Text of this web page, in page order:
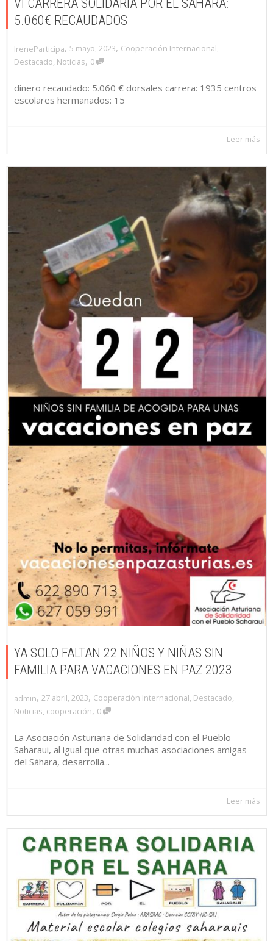
VI CARRERA SOLIDARIA POR EL SAHARA:
5.060€ RECAUDADOS
IreneParticipa, 5 mayo, 2023, Cooperación Internacional,
Destacado, Noticias, 0
dinero recaudado: 5.060 € dorsales carrera: 1935 centros
escolares hermanados: 15
Leer más
YA SOLO FALTAN 22 NIÑOS Y NIÑAS SIN
FAMILIA PARA VACACIONES EN PAZ 2023
admin, 27 abril, 2023, Cooperación Internacional, Destacado,
Noticias, cooperación, 0
La Asociación Asturiana de Solidaridad con el Pueblo
Saharaui, al igual que otras muchas asociaciones amigas
del Sáhara, desarrolla...
Leer más